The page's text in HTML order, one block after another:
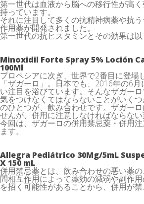
第一世代は血液から脳への移行性が高
持っています。
それに注目して多くの抗精神病薬や抗
作用薬が開発されました。
第一世代の抗ヒスタミンとその効果は以
Minoxidil Forte Spray 5% Loción
100Ml
プロペシアに次ぎ、世界で2番目に登場
「ザガーロ」。日本でも、2016年の6
い注目を浴びています。そんなザガー
気をつけなくてはならないことがいく
のひとつが、飲み合わせです。ザガー
せんが、併用に注意しなければならな
今回は、ザガーロの併用禁忌薬・併用
ます。
Allegra Pediátrico 30Mg/5mL
X 150 mL
併用禁忌薬とは、飲み合わせの悪い薬
間相互作用によって薬効の減弱や副作
を招く可能性があることから、併用が禁